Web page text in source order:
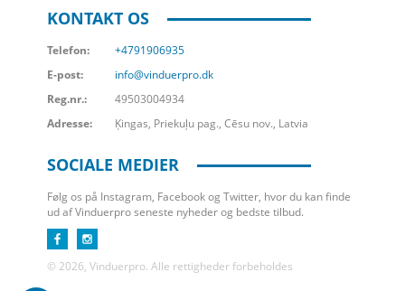
KONTAKT OS
Telefon:
+4791906935
E-post:
info@vinduerpro.dk
Reg.nr.:
49503004934
Adresse:
Ķingas, Priekuļu pag., Cēsu nov., Latvia
SOCIALE MEDIER
Følg os på Instagram, Facebook og Twitter, hvor du kan finde
ud af Vinduerpro seneste nyheder og bedste tilbud.
© 2026, Vinduerpro. Alle rettigheder forbeholdes